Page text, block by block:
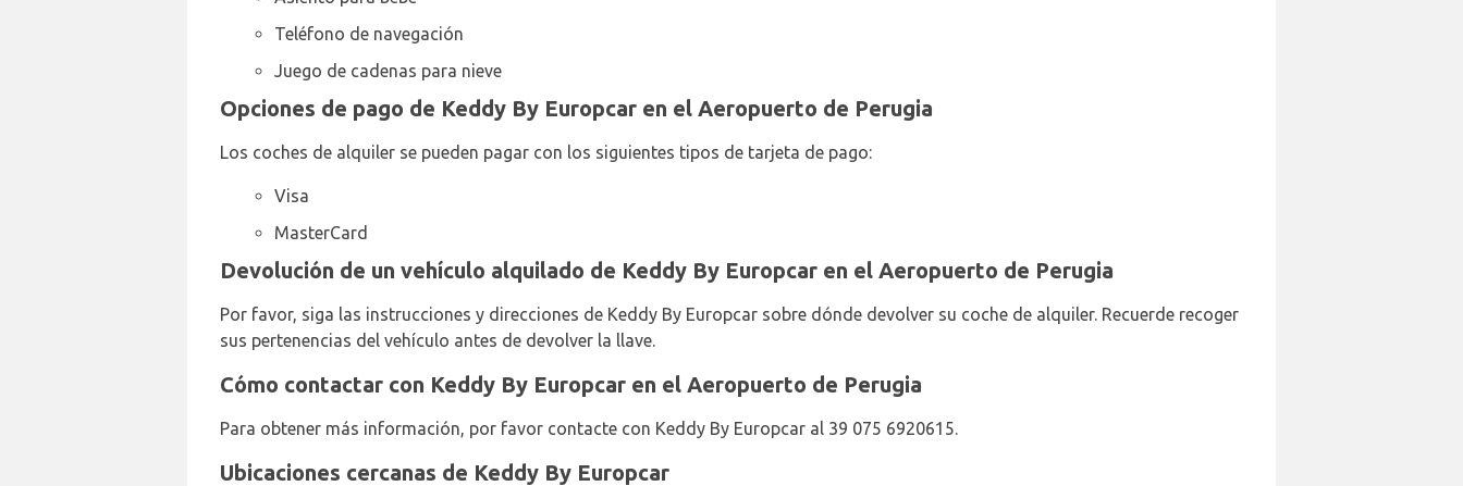
Teléfono de navegación
Juego de cadenas para nieve
Opciones de pago de Keddy By Europcar en el Aeropuerto de Perugia
Los coches de alquiler se pueden pagar con los siguientes tipos de tarjeta de pago:
Visa
MasterCard
Devolución de un vehículo alquilado de Keddy By Europcar en el Aeropuerto de Perugia
Por favor, siga las instrucciones y direcciones de Keddy By Europcar sobre dónde devolver su coche de alquiler. Recuerde recoger
sus pertenencias del vehículo antes de devolver la llave.
Cómo contactar con Keddy By Europcar en el Aeropuerto de Perugia
Para obtener más información, por favor contacte con Keddy By Europcar al 39 075 6920615.
Ubicaciones cercanas de Keddy By Europcar